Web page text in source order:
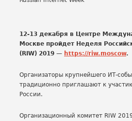
12-13 декабря в Центре
Москве пройдет Неделя
(RIW) 2019 — https://riw.moscow.
Организаторы крупнейшего ИТ-
традиционно приглашают к
России.
Организационный комитет RIW